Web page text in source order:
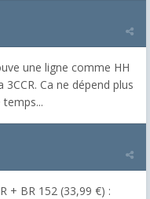
une ligne comme HH
Ca ne dépend plus
+ BR 152 (33,99 €) :